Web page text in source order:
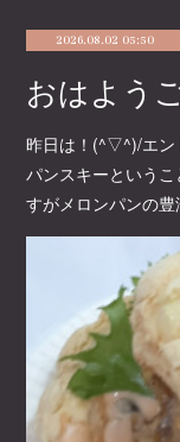
2026.08.02 05:50
おはよう
昨日は！(^▽^)/エン
パンスキーという
すがメロンパンの